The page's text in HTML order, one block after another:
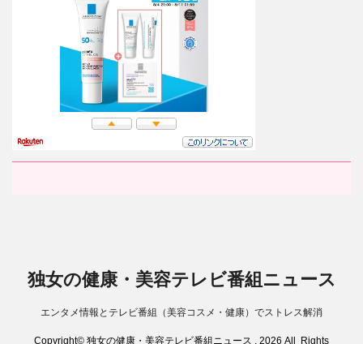
独女の健康・美容テレビ番組ニュース
エンタメ情報とテレビ番組（美容コスメ・健康）でストレス解消
Copyright© 独女の健康・美容テレビ番組ニュース , 2026 All Rights